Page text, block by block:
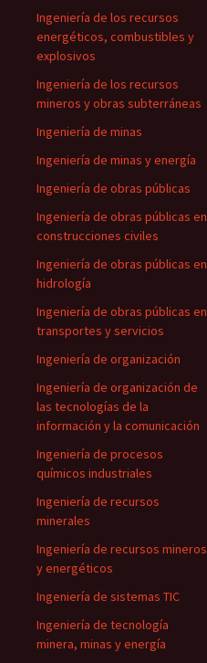
Ingeniería de los recursos
energéticos, combustibles y
explosivos
Ingeniería de los recursos
mineros y obras subterráneas
Ingeniería de minas
Ingeniería de minas y energía
Ingeniería de obras públicas
Ingeniería de obras públicas en
construcciones civiles
Ingeniería de obras públicas en
hidrología
Ingeniería de obras públicas en
transportes y servicios
Ingeniería de organización
Ingeniería de organización de
las tecnologías de la
información y la comunicación
Ingeniería de procesos
químicos industriales
Ingeniería de recursos
minerales
Ingeniería de recursos mineros
y energéticos
Ingeniería de sistemas TIC
Ingeniería de tecnología
minera, minas y energía